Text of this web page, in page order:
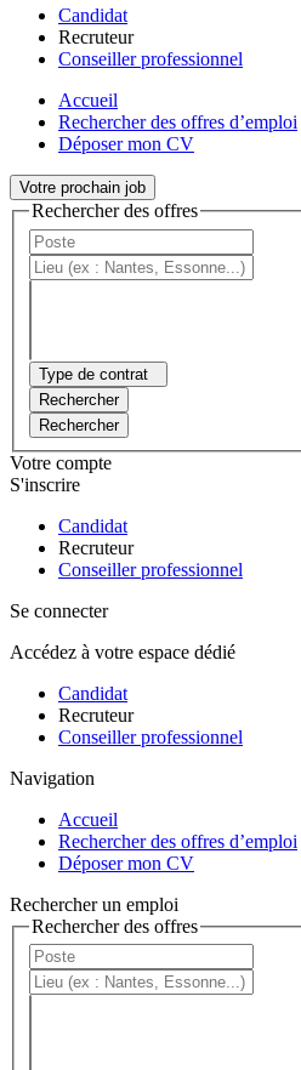
Candidat
Recruteur
Conseiller professionnel
Accueil
Rechercher des offres d’emploi
Déposer mon CV
Votre prochain job
Rechercher des offres
Type de contrat
Rechercher
Rechercher
Votre compte
S'inscrire
Candidat
Recruteur
Conseiller professionnel
Se connecter
Accédez à votre espace dédié
Candidat
Recruteur
Conseiller professionnel
Navigation
Accueil
Rechercher des offres d’emploi
Déposer mon CV
Rechercher un emploi
Rechercher des offres